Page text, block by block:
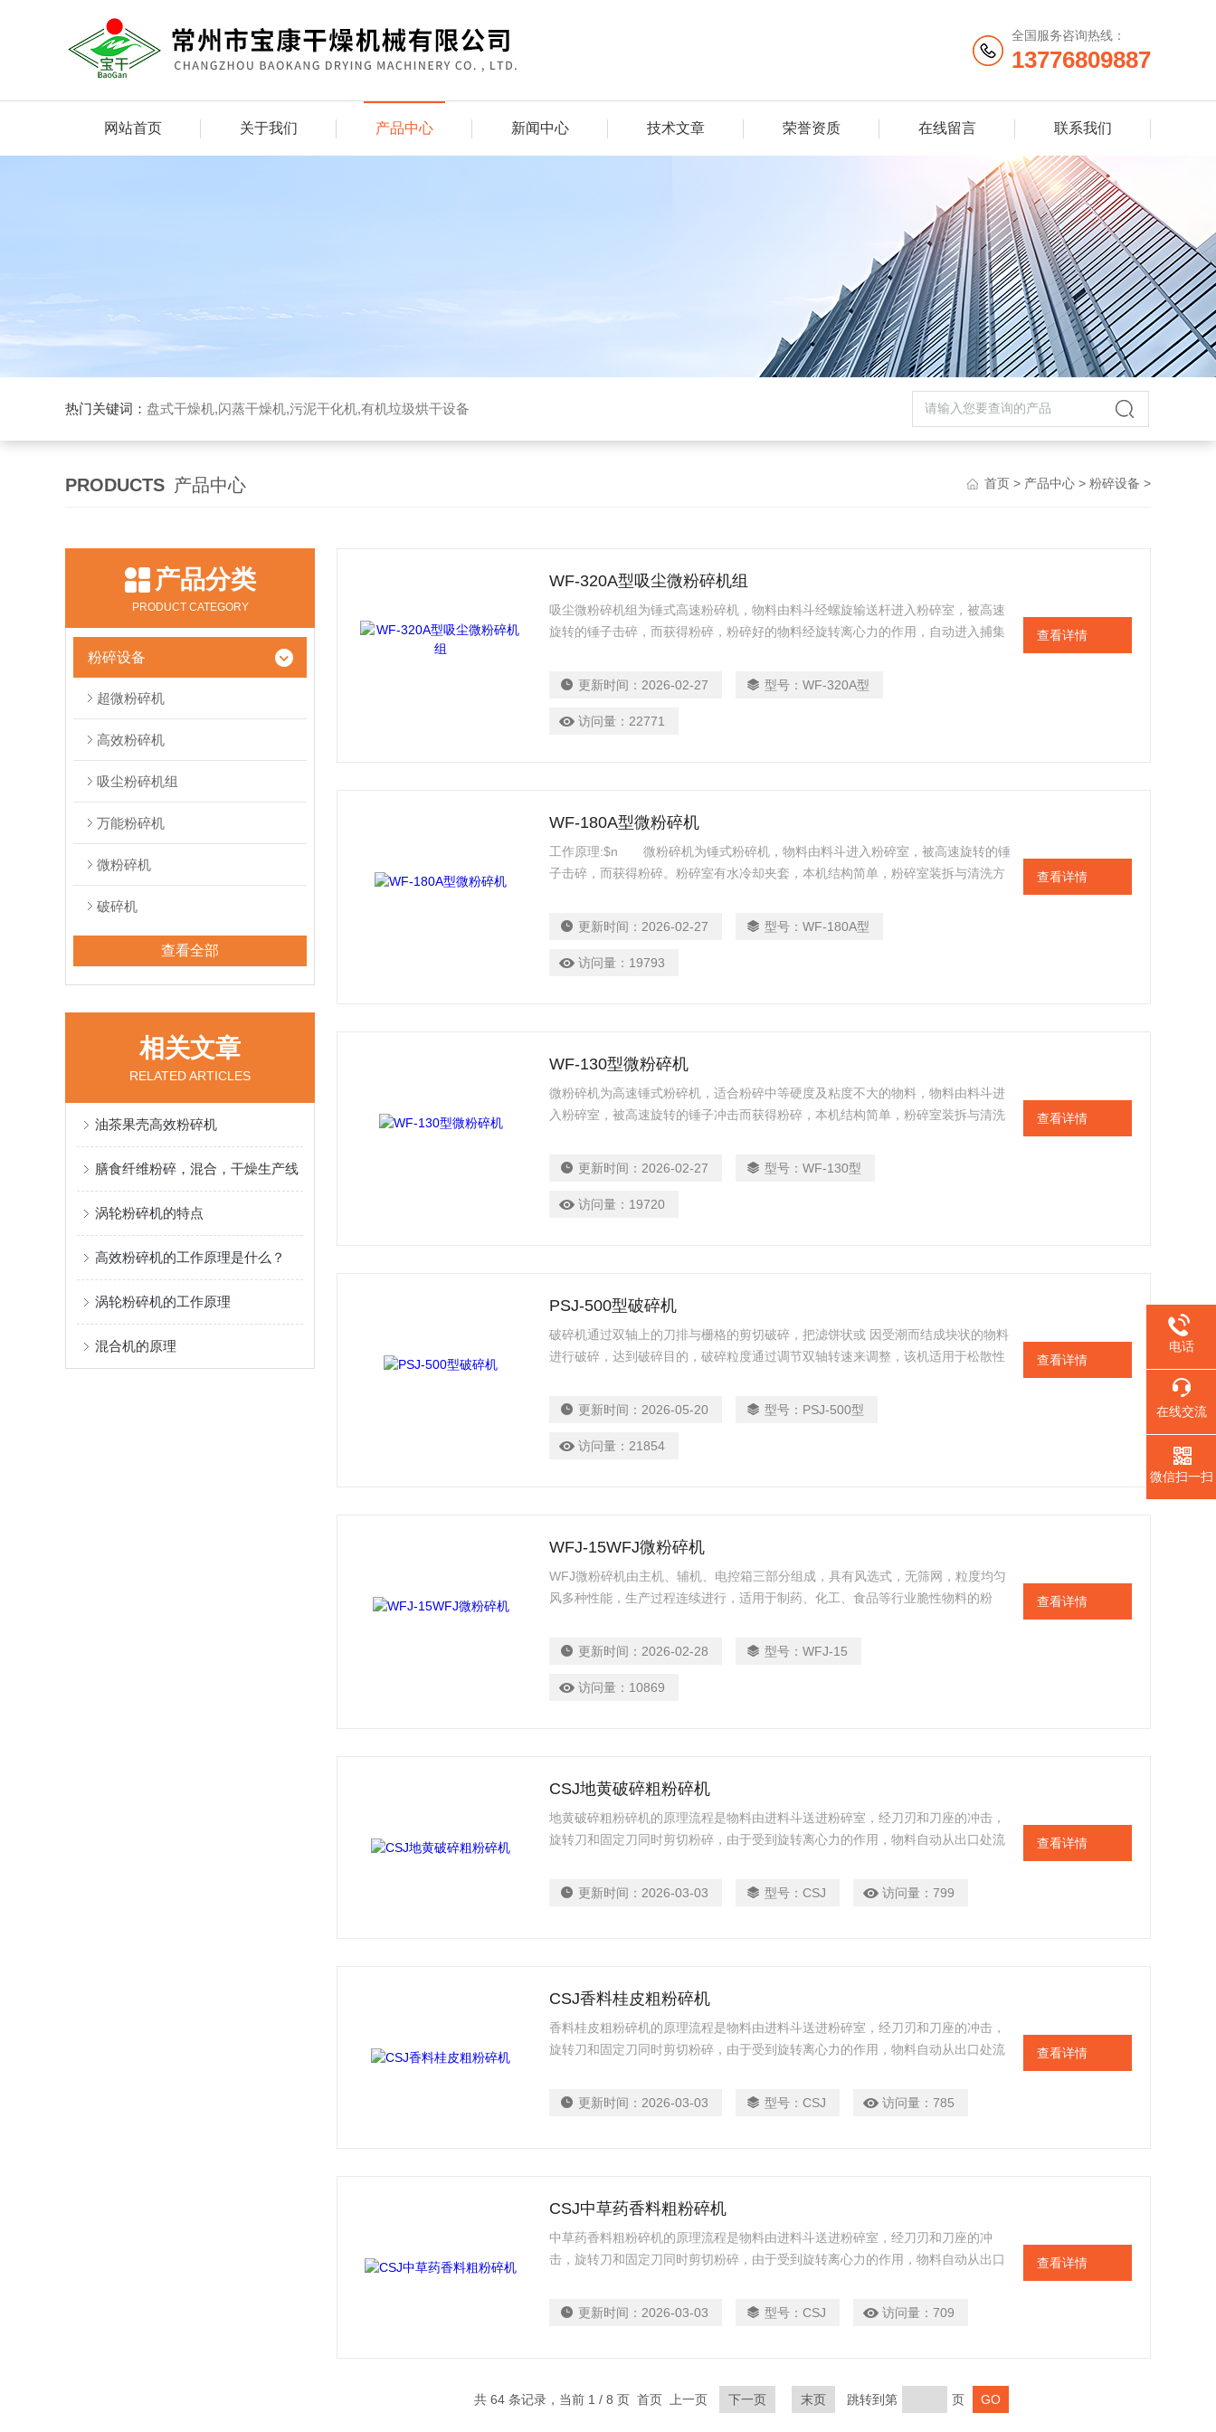
全国服务咨询热线：
13776809887
网站首页 关于我们 产品中心 新闻中心 技术文章 荣誉资质 在线留言 联系我们
热门关键词： 盘式干燥机,闪蒸干燥机,污泥干化机,有机垃圾烘干设备
PRODUCTS 产品中心 首页 > 产品中心 > 粉碎设备 >
产品分类
PRODUCT CATEGORY
粉碎设备
超微粉碎机
高效粉碎机
吸尘粉碎机组
万能粉碎机
微粉碎机
破碎机
查看全部
相关文章
RELATED ARTICLES
油茶果壳高效粉碎机
膳食纤维粉碎，混合，干燥生产线
涡轮粉碎机的特点
高效粉碎机的工作原理是什么？
涡轮粉碎机的工作原理
混合机的原理
WF-320A型吸尘微粉碎机组
吸尘微粉碎机组为锤式高速粉碎机，物料由料斗经螺旋输送杆进入粉碎室，被高速
旋转的锤子击碎，而获得粉碎，粉碎好的物料经旋转离心力的作用，自动进入捕集
更新时间： 2026-02-27 型号：WF-320A型
访问量： 22771
查看详情
WF-180A型微粉碎机
工作原理:$n 微粉碎机为锤式粉碎机，物料由料斗进入粉碎室，被高速旋转的锤
子击碎，而获得粉碎。粉碎室有水冷却夹套，本机结构简单，粉碎室装拆与清洗方
更新时间： 2026-02-27 型号：WF-180A型
访问量： 19793
查看详情
WF-130型微粉碎机
微粉碎机为高速锤式粉碎机，适合粉碎中等硬度及粘度不大的物料，物料由料斗进
入粉碎室，被高速旋转的锤子冲击而获得粉碎，本机结构简单，粉碎室装拆与清洗
更新时间： 2026-02-27 型号：WF-130型
访问量： 19720
查看详情
PSJ-500型破碎机
破碎机通过双轴上的刀排与栅格的剪切破碎，把滤饼状或 因受潮而结成块状的物料
进行破碎，达到破碎目的，破碎粒度通过调节双轴转速来调整，该机适用于松散性
更新时间： 2026-05-20 型号： PSJ-500型
访问量： 21854
查看详情
WFJ-15WFJ微粉碎机
WFJ微粉碎机由主机、辅机、电控箱三部分组成，具有风选式，无筛网，粒度均匀
风多种性能，生产过程连续进行，适用于制药、化工、食品等行业脆性物料的粉
更新时间： 2026-02-28 型号：WFJ-15
访问量： 10869
查看详情
CSJ地黄破碎粗粉碎机
地黄破碎粗粉碎机的原理流程是物料由进料斗送进粉碎室，经刀刃和刀座的冲击，
旋转刀和固定刀同时剪切粉碎，由于受到旋转离心力的作用，物料自动从出口处流
更新时间： 2026-03-03 型号：CSJ 访问量：799
查看详情
CSJ香料桂皮粗粉碎机
香料桂皮粗粉碎机的原理流程是物料由进料斗送进粉碎室，经刀刃和刀座的冲击，
旋转刀和固定刀同时剪切粉碎，由于受到旋转离心力的作用，物料自动从出口处流
更新时间： 2026-03-03 型号：CSJ 访问量：785
查看详情
CSJ中草药香料粗粉碎机
中草药香料粗粉碎机的原理流程是物料由进料斗送进粉碎室，经刀刃和刀座的冲
击，旋转刀和固定刀同时剪切粉碎，由于受到旋转离心力的作用，物料自动从出口
更新时间： 2026-03-03 型号：CSJ 访问量：709
查看详情
共 64 条记录，当前 1 / 8 页 首页 上一页 下一页 末页 跳转到第 页
电话
在线交流
微信扫一扫